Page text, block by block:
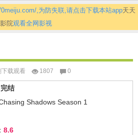
,为防失联,请点击下载本站app天天
影院观看全网影视
下载观看 1807 0
完结
Shadows Season 1
8.6